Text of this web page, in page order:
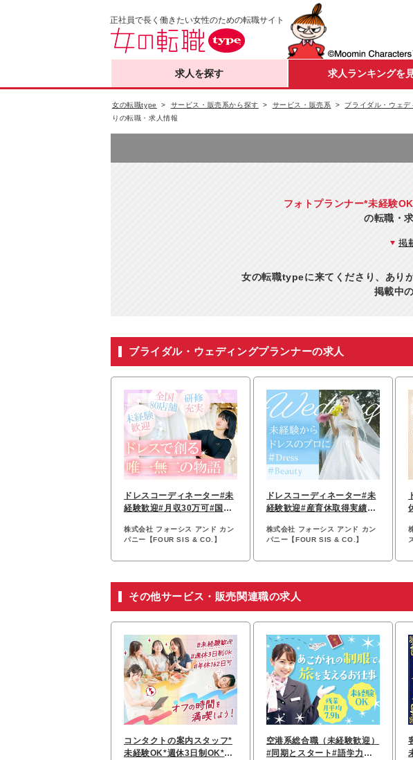
正社員で長く働きたい女性のための転職サイト
求人を探す 求人ランキングを
女の転職type サービス・販売系から探す サービス・販売系 ブライダル・ウェデ
りの転職・求人情報
フォトプランナー*未経験
の転職・
掲
女の転職typeに来てくださり、あり
掲載中
ブライダル・ウェディングプランナーの求人
ドレスコーディネーター#未
経験歓迎#月収30万可#国内
株式会社 フォーシス アンド カン
パニー【FOUR SIS & CO.】
ドレスコーディネーター#未
経験歓迎#産育休取得実績有
株式会社 フォーシス アンド カン
パニー【FOUR SIS & CO.】
その他サービス・販売関連職の求人
コンタクトの案内スタッフ*
未経験OK*週休3日制OK*残
空港系総合職（未経験歓迎）
#同期とスタート#語学力ゼ